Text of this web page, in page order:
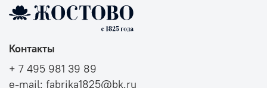
Контакты
+ 7 495 981 39 89
e-mail: fabrika1825@bk.ru